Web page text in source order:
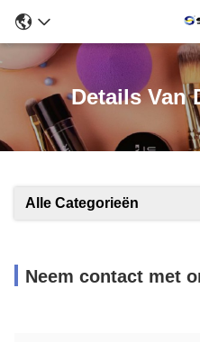
Details Van
Alle Categorieën
Neem contact met